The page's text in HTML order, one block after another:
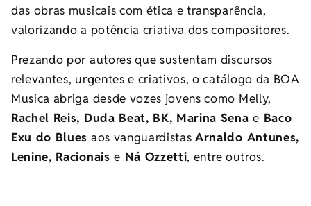
das obras musicais com ética e transparência,
valorizando a potência criativa dos compositores.
Prezando por autores que sustentam discursos
relevantes, urgentes e criativos, o catálogo da BOA
Musica abriga desde vozes jovens como Melly,
Rachel Reis, Duda Beat, BK, Marina Senae Baco
Exu do Blues aos vanguardistasArnaldo Antunes,
Lenine, Racionaise Ná Ozzetti, entre outros.